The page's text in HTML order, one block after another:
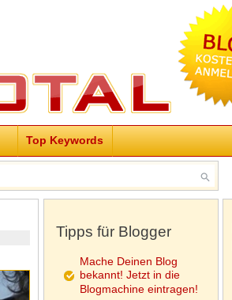
Top Keywords
Tipps für Blogger
Mache Deinen Blog
bekannt! Jetzt in die
Blogmachine eintragen!